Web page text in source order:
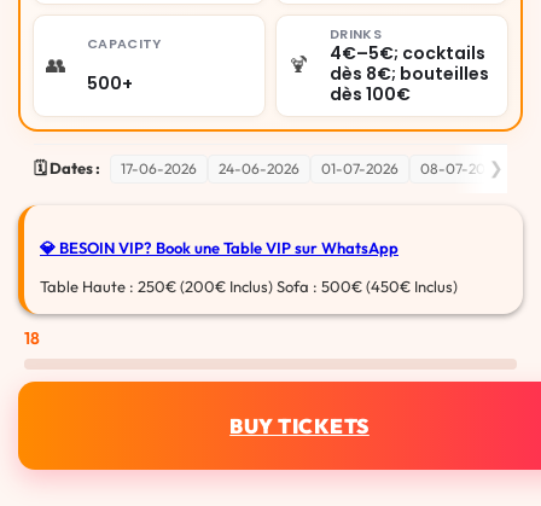
👥
CAPACITY
500+
🍹
DRINKS
4€–5€; cocktails
dès 8€; bouteilles
dès 100€
🗓️ Dates : 17-06-2026 24-06-2026 01-07-2026 08-07-2026
❯
💎 BESOIN VIP? Book une Table VIP sur WhatsApp
Table Haute : 250€ (200€ Inclus) Sofa : 500€ (450€ Inclus)
18
BUY TICKETS